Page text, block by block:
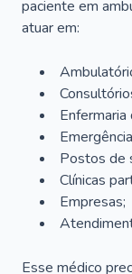
paciente em
atuar em:
Postos de
Clínicas
Empresas;
Esse médico